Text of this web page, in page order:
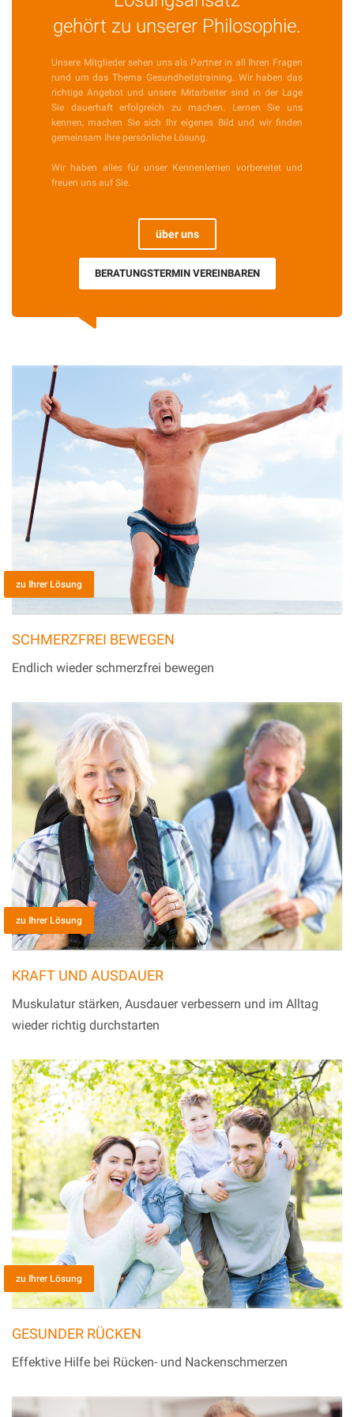
gehört zu unserer Philosophie.
Unsere Mitglieder sehen uns als Partner in all Ihren Fragen
rund um das Thema Gesundheitstraining. Wir haben das
richtige Angebot und unsere Mitarbeiter sind in der Lage
Sie dauerhaft erfolgreich zu machen. Lernen Sie uns
kennen, machen Sie sich Ihr eigenes Bild und wir finden
gemeinsam Ihre persönliche Lösung.
Wir haben alles für unser Kennenlernen vorbereitet und
freuen uns auf Sie.
über uns
BERATUNGSTERMIN VEREINBAREN
zu Ihrer Lösung
SCHMERZFREI BEWEGEN
Endlich wieder schmerzfrei bewegen
zu Ihrer Lösung
KRAFT UND AUSDAUER
Muskulatur stärken, Ausdauer verbessern und im Alltag
wieder richtig durchstarten
zu Ihrer Lösung
GESUNDER RÜCKEN
Effektive Hilfe bei Rücken- und Nackenschmerzen